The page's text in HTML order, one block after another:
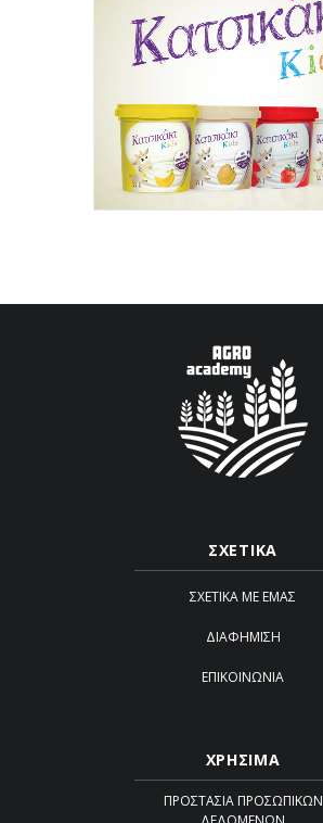
ΣΧΕΤΙΚΑ
ΣΧΕΤΙΚΆ ΜΕ ΕΜΆΣ
ΔΙΑΦΉΜΙΣΗ
ΕΠΙΚΟΙΝΩΝΊΑ
ΧΡΗΣΙΜΑ
ΠΡΟΣΤΑΣΊΑ ΠΡΟΣΩΠΙΚΏΝ